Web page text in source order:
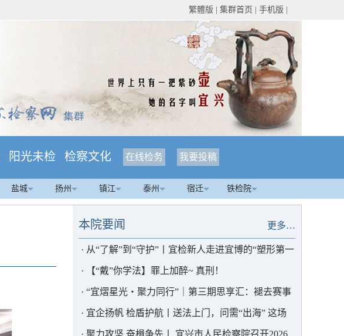
繁體版 集群首页 手机版
阳光未检 检察文化 在线检务 我要投稿
盐城 扬州 镇江 泰州 宿迁 铁检院
更多…
本院要闻
· 从“了解”到“守护”丨宜检新人走进宜博的“塑形第一
课”
· 【“戴”你学法】罪上加醉~ 真刑！
· “宜熠星光・聚力同行”｜第三期思享汇：褪去赛事
光环，在沉淀与求索中笃行法治
· 宜企扬帆 检盾护航丨送法上门，问需“出海” 这场
调研走进“碧诺环保”
· 聚力攻坚 奋楫争先丨 宜兴市人民检察院召开2026